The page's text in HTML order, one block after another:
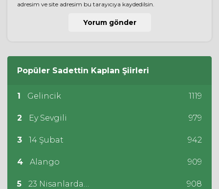
adresim ve site adresim bu tarayıcıya kaydedilsin.
Popüler Sadettin Kaplan Şiirleri
1 Gelincik 1119
2 Ey Sevgili 979
3 14 Şubat 942
4 Alango 909
5 23 Nisanlarda… 908